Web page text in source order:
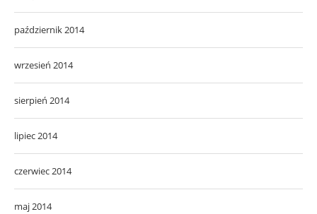
sierpień 2014
lipiec 2014
czerwiec 2014
maj 2014
kwiecień 2014
marzec 2014